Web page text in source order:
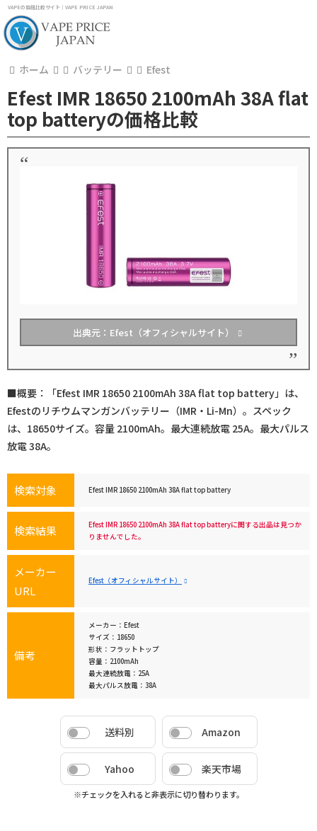
VAPEの価格比較サイト｜VAPE PRICE JAPAN
ホーム バッテリー Efest
Efest IMR 18650 2100mAh 38A flat
top batteryの価格比較
出典元：Efest（オフィシャルサイト）
■概要：「Efest IMR 18650 2100mAh 38A flat top battery」は、
Efestのリチウムマンガンバッテリー（IMR・Li-Mn）。スペック
は、18650サイズ。容量 2100mAh。最大連続放電 25A。最大パルス
放電 38A。
検索対象 Efest IMR 18650 2100mAh 38A flat top battery
検索結果
Efest IMR 18650 2100mAh 38A flat top batteryに関する出品は見つか
りませんでした。
メーカー
URL
Efest（オフィシャルサイト）
備考
メーカー：Efest
サイズ：18650
形状：フラットトップ
容量：2100mAh
最大連続放電：25A
最大パルス放電：38A
送料別 Amazon
Yahoo 楽天市場
※チェックを入れると非表示に切り替わります。